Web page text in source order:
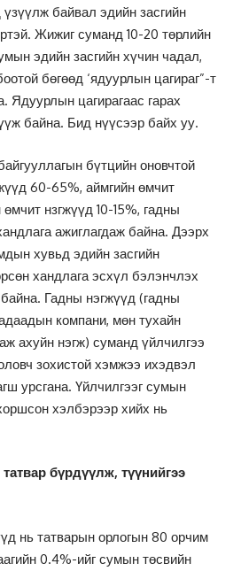
үзүүлж байвал эдийн засгийн
Жижиг суманд 10-20 төрлийн
эдийн засгийн хүчин чадал,
бөгөөд ‘ядуурлын цагираг”-т
Ядуурлын цагирагаас гарах
байна. Бид нүүсээр байх уу.
бүтцийн оновчтой
60-65%, аймгийн өмчит
нзгжүүд 10-15%, гадны
ажиглагдаж байна. Дээрх
хувьд эдийн засгийн
хандлага эсхүл бэлэнчлэх
Гадны нэгжүүд (гадны
компани, мөн тухайн
ахуйн нэгж) суманд үйлчилгээ
зохистой хэмжээ ихэдвэл
урсгана. Үйлчилгээг сумын
хэлбэрээр хийх нь
бүрдүүлж, түүнийгээ
нь татварын орлогын 80 орчим
0.4%-ийг сумын төсвийн